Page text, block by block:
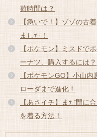
荷時間は？
【急いで！】ゾゾの古
ました！
【ポケモン】ミスドで
ーナツ、購入するには？
【ポケモンGO】小山
ローダまで進化！
【あさイチ】まだ間に
を着る方法！